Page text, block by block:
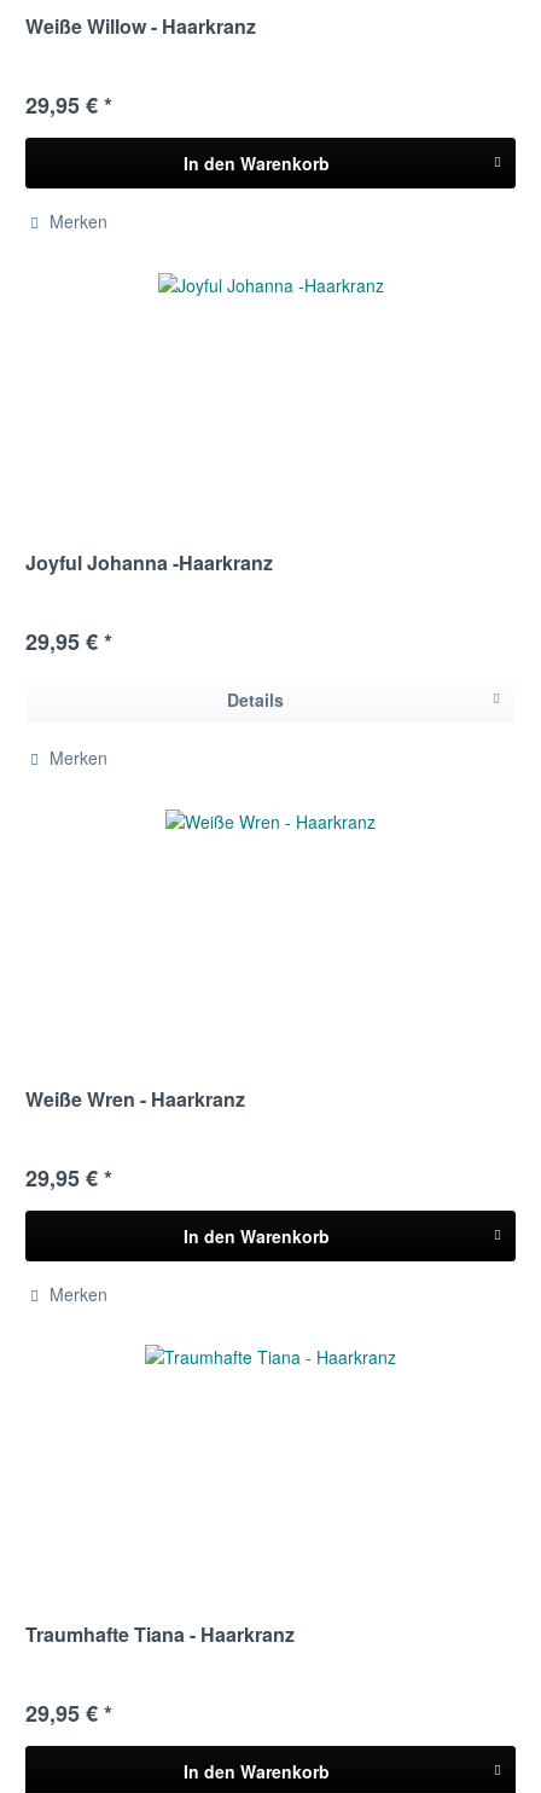
Weiße Willow - Haarkranz
29,95 € *
In den Warenkorb
Merken
Joyful Johanna -Haarkranz
29,95 € *
Details
Merken
Weiße Wren - Haarkranz
29,95 € *
In den Warenkorb
Merken
Traumhafte Tiana - Haarkranz
29,95 € *
In den Warenkorb